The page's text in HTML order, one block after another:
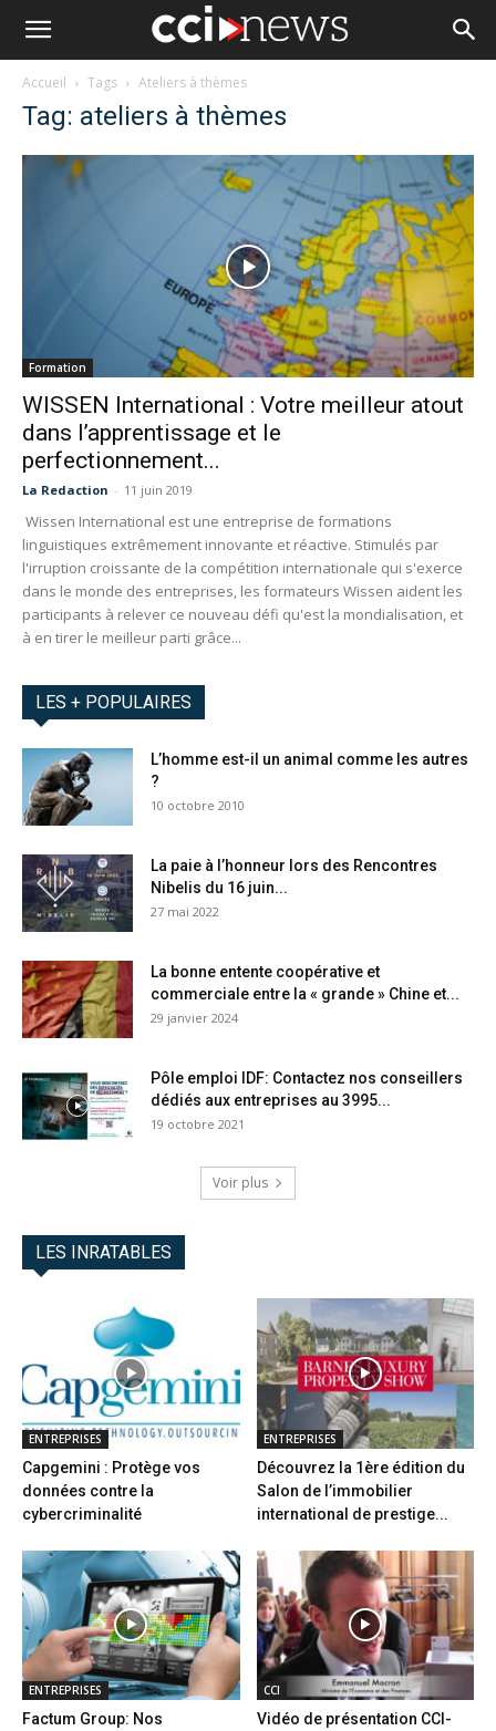
Accueil Tags Ateliers à thèmes
Tag: ateliers à thèmes
Formation
WISSEN International : Votre meilleur atout
dans l’apprentissage et le
perfectionnement...
La Redaction - 11 juin 2019
Wissen International est une entreprise de formations
linguistiques extrêmement innovante et réactive. Stimulés par
l'irruption croissante de la compétition internationale qui s'exerce
dans le monde des entreprises, les formateurs Wissen aident les
participants à relever ce nouveau défi qu'est la mondialisation, et
à en tirer le meilleur parti grâce...
LES + POPULAIRES
L’homme est-il un animal comme les autres
?
10 octobre 2010
La paie à l’honneur lors des Rencontres
Nibelis du 16 juin...
27 mai 2022
La bonne entente coopérative et
commerciale entre la « grande » Chine et...
29 janvier 2024
Pôle emploi IDF: Contactez nos conseillers
dédiés aux entreprises au 3995...
19 octobre 2021
Voir plus
LES INRATABLES
ENTREPRISES
Capgemini : Protège vos
données contre la
cybercriminalité
ENTREPRISES
Découvrez la 1ère édition du
Salon de l’immobilier
international de prestige...
ENTREPRISES
Factum Group: Nos
CCI
Vidéo de présentation CCI-